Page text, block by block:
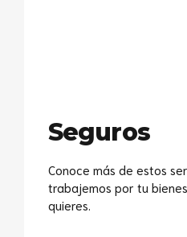
Seguros
Conoce más de estos
trabajemos por tu
quieres.